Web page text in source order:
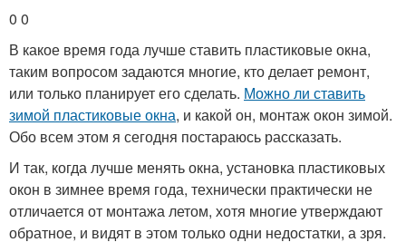
0 0
В какое время года лучше ставить пластиковые окна,
таким вопросом задаются многие, кто делает ремонт,
или только планирует его сделать. Можно ли ставить
зимой пластиковые окна, и какой он, монтаж окон зимой.
Обо всем этом я сегодня постараюсь рассказать.
И так, когда лучше менять окна, установка пластиковых
окон в зимнее время года, технически практически не
отличается от монтажа летом, хотя многие утверждают
обратное, и видят в этом только одни недостатки, а зря.